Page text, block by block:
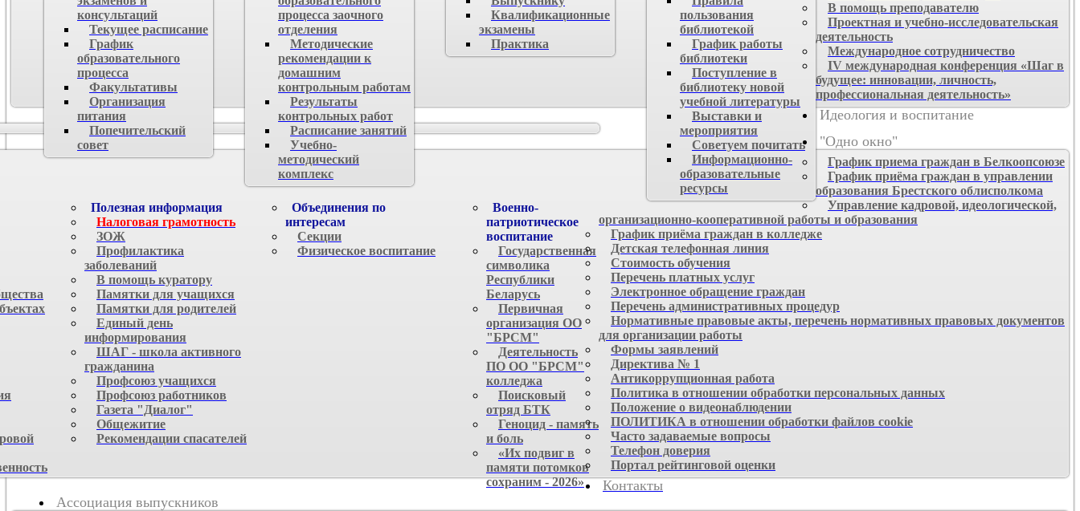
консультаций
Текущее расписание
График
образовательного
процесса
Факультативы
Организация
питания
Попечительский
совет
процесса заочного
отделения
Методические
рекомендации к
домашним
контрольным работам
Результаты
контрольных работ
Расписание занятий
Учебно-
методический
комплекс
Квалификационные
экзамены
Практика
пользования
библиотекой
График работы
библиотеки
Поступление в
библиотеку новой
учебной литературы
Выставки и
мероприятия
Советуем почитать
Информационно-
образовательные
ресурсы
В помощь преподавателю
Проектная и учебно-исследовательская
деятельность
Международное сотрудничество
IV международная конференция «Шаг в
будущее: инновации, личность,
профессиональная деятельность»
Идеология и воспитание
Полезная информация
Налоговая грамотность
ЗОЖ
Профилактика
заболеваний
В помощь куратору
Памятки для учащихся
Памятки для родителей
Единый день
информирования
ШАГ - школа активного
гражданина
Профсоюз учащихся
Профсоюз работников
Газета "Диалог"
Общежитие
Рекомендации спасателей
Объединения по
интересам
Секции
Физическое воспитание
Военно-
патриотическое
воспитание
Государственная
символика
Республики
Беларусь
Первичная
организация ОО
"БРСМ"
Деятельность
ПО ОО "БРСМ"
колледжа
Поисковый
отряд БТК
Геноцид - память
и боль
«Их подвиг в
памяти потомков
сохраним - 2026»
"Одно окно"
График приема граждан в Белкоопсоюзе
График приёма граждан в управлении
образования Брестского облисполкома
Управление кадровой, идеологической,
организационно-кооперативной работы и образования
График приёма граждан в колледже
Детская телефонная линия
Стоимость обучения
Перечень платных услуг
Электронное обращение граждан
Перечень административных процедур
Нормативные правовые акты, перечень нормативных правовых документов
для организации работы
Формы заявлений
Директива № 1
Антикоррупционная работа
Политика в отношении обработки персональных данных
Положение о видеонаблюдении
ПОЛИТИКА в отношении обработки файлов cookie
Часто задаваемые вопросы
Телефон доверия
Портал рейтинговой оценки
Контакты
Ассоциация выпускников